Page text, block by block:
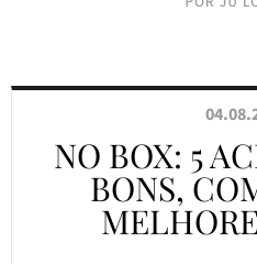
NO BOX: 5
BONS,